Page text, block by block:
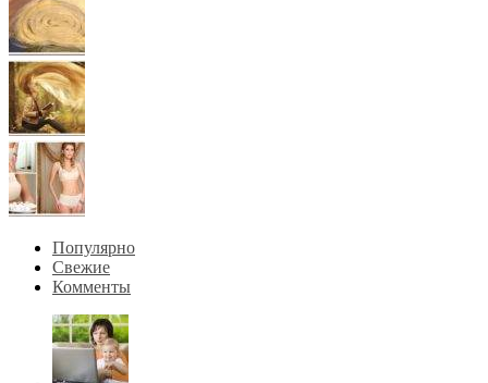
Популярно
Свежие
Комменты